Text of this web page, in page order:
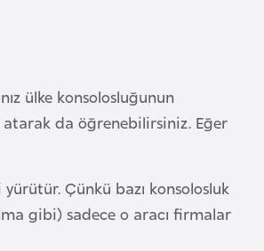
ülke konsolosluğunun
atarak da öğrenebilirsiniz. Eğer
Çünkü bazı konsolosluk
gibi) sadece o aracı firmalar